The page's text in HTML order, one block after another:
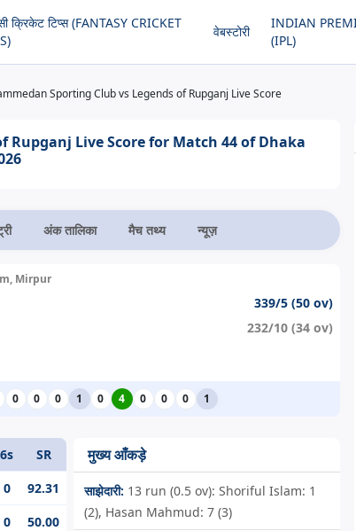
क्रिकेट टिप्स (FANTASY CRICKET
वेबस्टोरी
INDIAN
(IPL)
Sporting Club vs Legends of Rupganj Live Score
Rupganj Live Score for Match 44 of Dhaka
अंक तालिका मैच तथ्य न्यूज़
Mirpur
339/5 (50 ov)
232/10 (34 ov)
0 0 0 1 0 4 0 0 0 1
6s
SR
0
92.31
0
50.00
मुख्य आँकड़े
साझेदारी: 13 run (0.5 ov): Shoriful Islam: 1
(2), Hasan Mahmud: 7 (3)